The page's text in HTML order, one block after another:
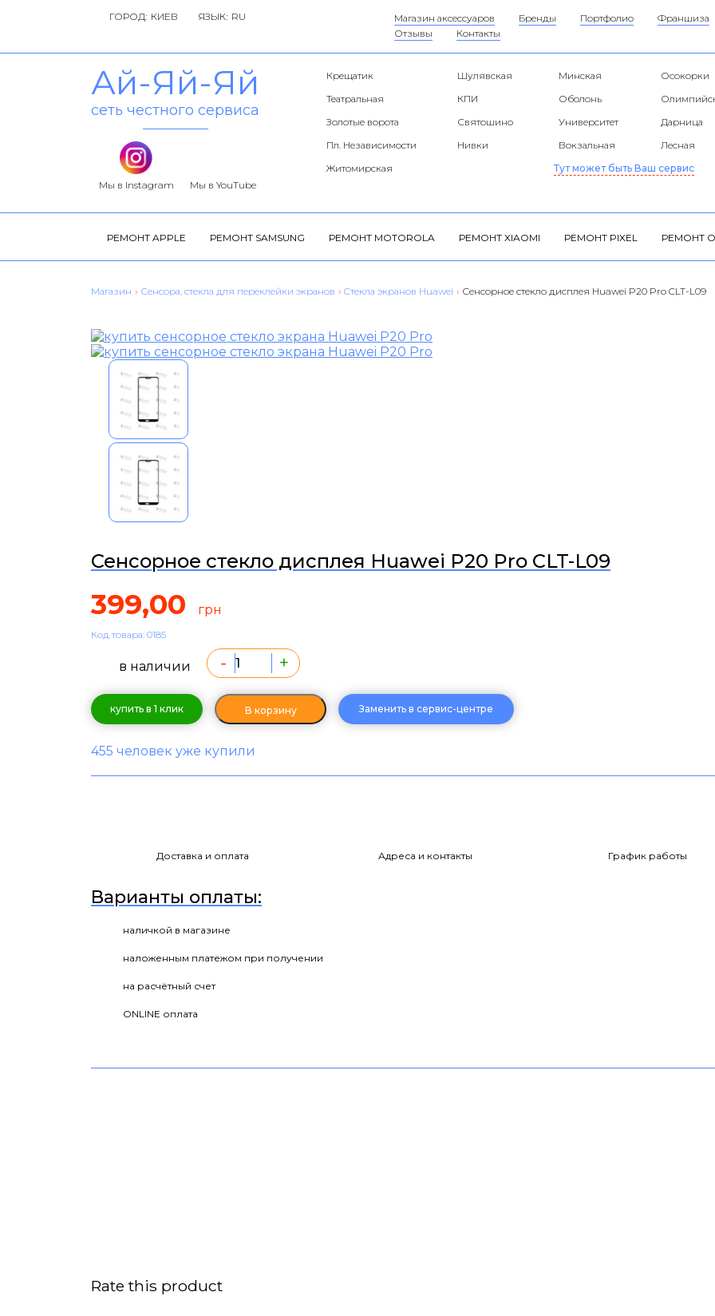
ГОРОД: ЯЗЫК: Магазин аксессуаров Бренды Портфолио Франшиза
Отзывы
Контакты
Ай-Яй-Яй
сеть честного сервиса
Мы в Instagram Мы в YouTube
Крещатик Шулявская Минская
Осокорки
Театральная
КПИ Оболонь
Золотые ворота
Святошино Университет
Дарница
Пл. Независимости
Нивки Вокзальная
Лесная
Житомирская
Тут может быть Ваш сервис
РЕМОНТ APPLE РЕМОНТ SAMSUNG РЕМОНТ MOTOROLA РЕМОНТ XIAOMI РЕМОНТ PIXEL РЕМОНТ
Магазин › Сенсора, стекла для переклейки экранов › Cтекла экранов Huawei › Сенсорное стекло дисплея Huawei P20 Pro CLT-L09
Сенсорное стекло дисплея Huawei P20 Pro CLT-L09
399,00 грн
Код товара: 0185
в наличии - +
купить в 1 клик В корзину Заменить в сервис-центре
455 человек уже купили
Доставка и оплата Адреса и контакты График работы
Варианты оплаты:
наличкой в магазине
наложенным платежом при получении
на расчётный счет
ONLINE оплата
Rate this product